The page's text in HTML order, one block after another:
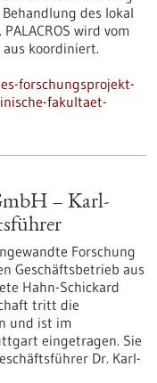
des lokal
wird vom
koordiniert.
forschungsprojekt-
fakultaet-
– Karl-
Forschung
Geschäftsbetrieb aus
Hahn-Schickard
tritt die
und ist im
eingetragen. Sie
Dr. Karl-